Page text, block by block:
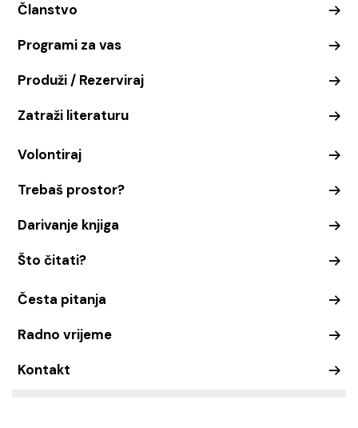
Članstvo
Programi za vas
Produži / Rezerviraj
Zatraži literaturu
Volontiraj
Trebaš prostor?
Darivanje knjiga
Što čitati?
Česta pitanja
Radno vrijeme
Kontakt